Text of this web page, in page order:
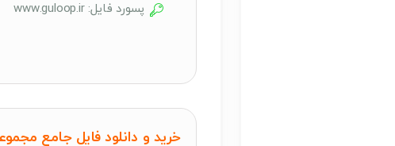
پسورد فایل: www.guloop.ir
خرید و دانلود فایل جامع